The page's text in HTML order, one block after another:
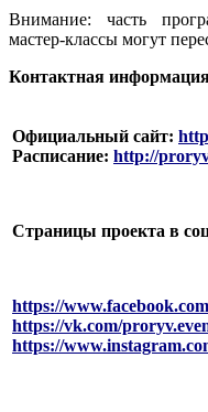
Внимание: часть
мастер-классы могут
Контактная
Официальный сайт:
Расписание: http://
Страницы проекта в
https://
https://vk.com/
https://